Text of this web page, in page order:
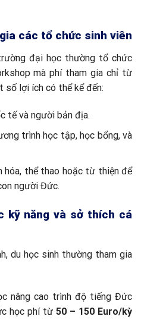
các tổ chức sinh viên
đại học thường tổ chức
mà phí tham gia chỉ từ
số lợi ích có thể kể đến:
tế và người bản địa.
trình học tập, học bổng, và
hóa, thể thao hoặc từ thiện để
người Đức.
kỹ năng và sở thích cá
du học sinh thường tham gia
nâng cao trình độ tiếng Đức
học phí từ 50 – 150 Euro/kỳ